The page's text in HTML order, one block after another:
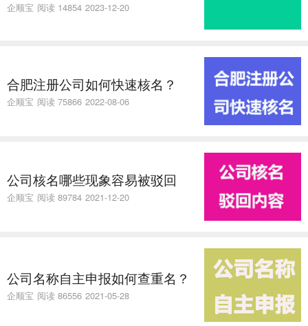
企顺宝 阅读 14854 2023-12-20
合肥注册公司如何快速核名？
企顺宝 阅读 75866 2022-08-06
公司核名哪些现象容易被驳回
企顺宝 阅读 89784 2021-12-20
公司名称自主申报如何查重名？
企顺宝 阅读 86556 2021-05-28